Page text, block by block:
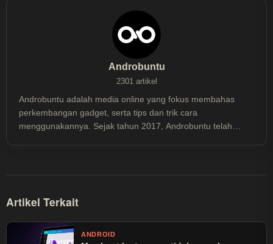
Androbuntu
2301 artikel
Androbuntu adalah media online yang fokus membahas
perkembangan gadget, serta tips dan trik cara
menggunakannya. Sejak tahun 2017, Androbuntu telah
Artikel Terkait
ANDROID